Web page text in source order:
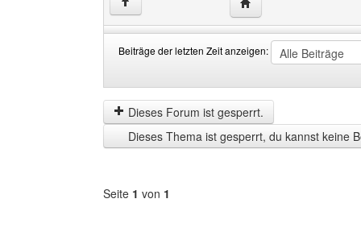
Beiträge der letzten Zeit anzeigen:
der
letzten
Zeit
anzeigen
by
Dieses Forum ist gesperrt.
Dieses Thema ist gesperrt, du kannst keine
Seite 1 von 1